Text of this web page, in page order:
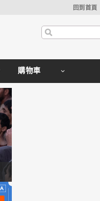
回到首頁
購物車